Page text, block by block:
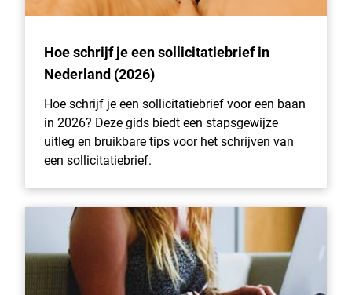
Hoe schrijf je een sollicitatiebrief in
Nederland (2026)
Hoe schrijf je een sollicitatiebrief voor een baan
in 2026? Deze gids biedt een stapsgewijze
uitleg en bruikbare tips voor het schrijven van
een sollicitatiebrief.